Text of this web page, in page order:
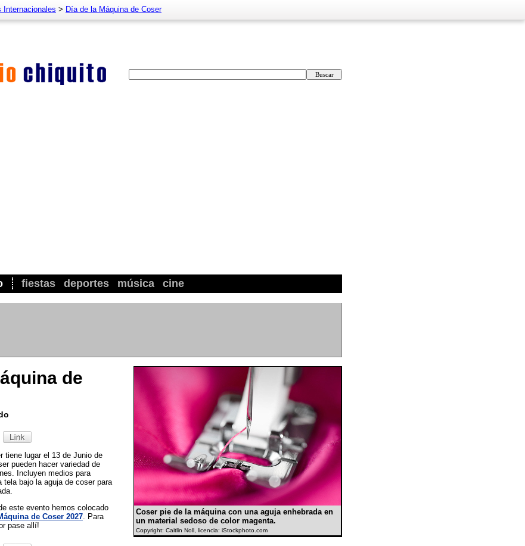
fiestas deportes música cine
Internacionales > Día de la Máquina de Coser
de
tiene lugar el 13 de Junio de
pueden hacer variedad de
Incluyen medios para
tela bajo la aguja de coser para
este evento hemos colocado
de Coser 2027 . Para
pase allí!
Coser pie de la máquina con una aguja enhebrada en
un material sedoso de color magenta.
Copyright: Caitlin Noll, licencia: iStockphoto.com